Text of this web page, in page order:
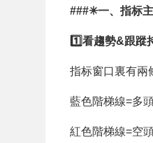
###✳一、指标
1️⃣看趨勢&跟蹤
指标窗口裏有兩
藍色階梯線=多
紅色階梯線=空